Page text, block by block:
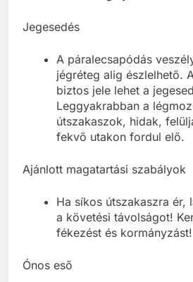
Jegesedés
A páralecsapódás
jégréteg alig észlelhető.
biztos jele lehet a
Leggyakrabban a
útszakaszok, hidak,
fekvő utakon fordul elő.
Ajánlott magatartási szabályok
Ha síkos útszakaszra ér,
a követési távolságot!
fékezést és kormányzást!
Ónos eső